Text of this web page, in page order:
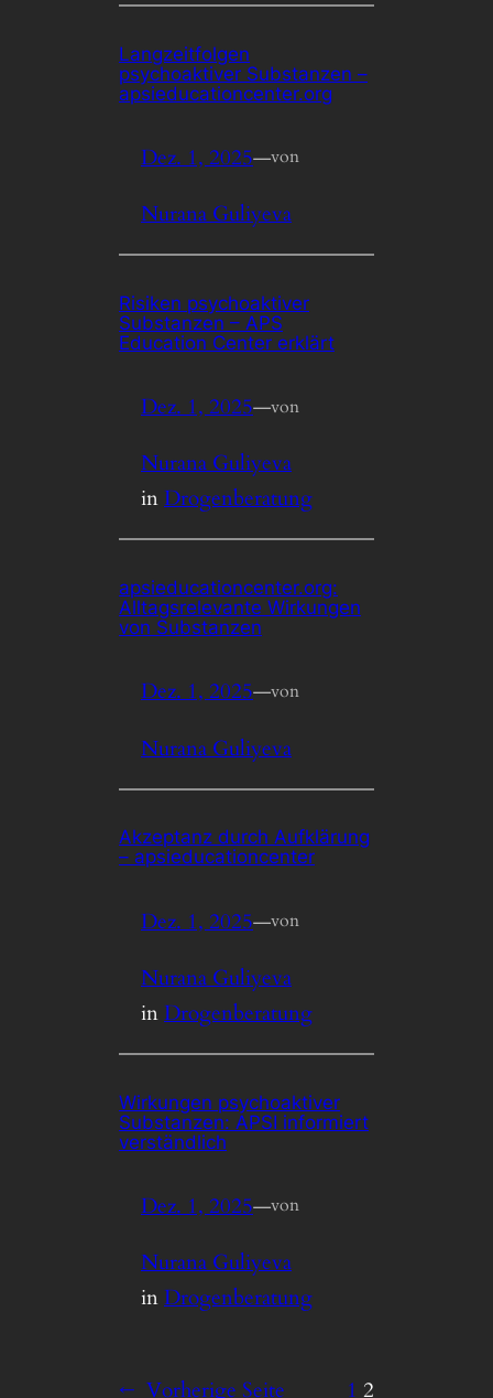
Langzeitfolgen
psychoaktiver Substanzen –
apsieducationcenter.org
Dez. 1, 2025—von
Nurana Guliyeva
Risiken psychoaktiver
Substanzen – APS
Education Center erklärt
Dez. 1, 2025—von
Nurana Guliyeva
inDrogenberatung
apsieducationcenter.org:
Alltagsrelevante Wirkungen
von Substanzen
Dez. 1, 2025—von
Nurana Guliyeva
Akzeptanz durch Aufklärung
– apsieducationcenter
Dez. 1, 2025—von
Nurana Guliyeva
inDrogenberatung
Wirkungen psychoaktiver
Substanzen: APSI informiert
verständlich
Dez. 1, 2025—von
Nurana Guliyeva
inDrogenberatung
← Vorherige Seite 1 2